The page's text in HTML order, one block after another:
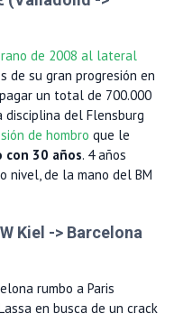
de 2008 al lateral
de su gran progresión en
un total de 700.000
del Flensburg
de hombro que le
con 30 años. 4 años
nivel, de la mano del BM
Kiel -> Barcelona
rumbo a Paris
en busca de un crack